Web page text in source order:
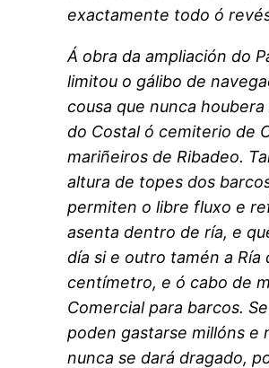
exactamente todo ó
Á obra da ampliación do
limitou o gálibo de
cousa que nunca
do Costal ó cemiterio de
mariñeiros de Ribadeo.
altura de topes dos
permiten o libre fluxo e
asenta dentro de ría, e
día si e outro tamén a
centímetro, e ó cabo de
Comercial para barcos.
poden gastarse millóns e
nunca se dará dragado,